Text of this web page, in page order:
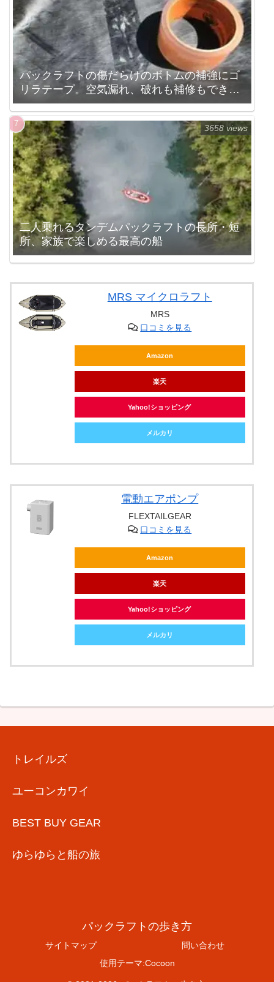
パックラフトの傷だらけのボトムの補強にゴ
リラテープ。空気漏れ、破れも補修もでき
る。
二人乗れるタンデムパックラフトの長所・短
所、家族で楽しめる最高の船
3658 views
MRS マイクロラフト
MRS
口コミを見る
Amazon
楽天
Yahoo!ショッピング
メルカリ
電動エアポンプ
FLEXTAILGEAR
口コミを見る
Amazon
楽天
Yahoo!ショッピング
メルカリ
トレイルズ
ユーコンカワイ
BEST BUY GEAR
ゆらゆらと船の旅
パックラフトの歩き方
サイトマップ
問い合わせ
使用テーマ:Cocoon